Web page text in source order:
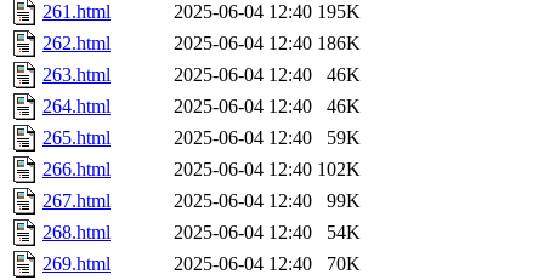
261.html
2025-06-04 12:40 195K
262.html
2025-06-04 12:40 186K
263.html
2025-06-04 12:40
46K
264.html
2025-06-04 12:40
46K
265.html
2025-06-04 12:40
59K
266.html
2025-06-04 12:40 102K
267.html
2025-06-04 12:40
99K
268.html
2025-06-04 12:40
54K
269.html
2025-06-04 12:40
70K